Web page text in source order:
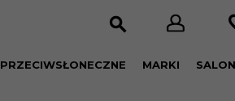
PRZECIWSŁONECZNE MARKI